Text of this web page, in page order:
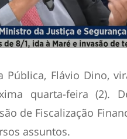
Pública, Flávio Dino,
quarta-feira (2).
de Fiscalização
assuntos.